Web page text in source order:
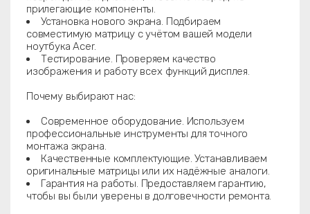
прилегающие компоненты.
Установка нового экрана. Подбираем
совместимую матрицу с учётом вашей модели
ноутбука Acer.
Тестирование. Проверяем качество
изображения и работу всех функций дисплея.
Почему выбирают нас:
Современное оборудование. Используем
профессиональные инструменты для точного
монтажа экрана.
Качественные комплектующие. Устанавливаем
оригинальные матрицы или их надёжные аналоги.
Гарантия на работы. Предоставляем гарантию,
чтобы вы были уверены в долговечности ремонта.